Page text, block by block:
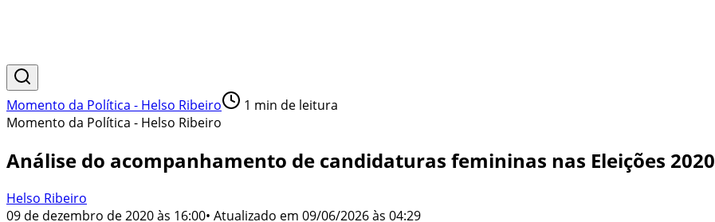
Momento da Política - Helso Ribeiro 1 min de leitura
Momento da Política - Helso Ribeiro
Análise do acompanhamento de candidaturas femininas nas Eleições 2020
Helso Ribeiro
09 de dezembro de 2020 às 16:00• Atualizado em 09/06/2026 às 04:29